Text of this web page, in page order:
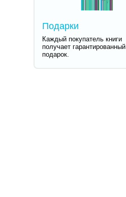
Подарки
Каждый покупатель книги
получает гарантированный
подарок.